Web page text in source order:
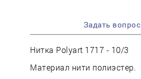
Задать вопрос
Нитка Polyart 1717 - 10/3
Материал нити полиэстер.